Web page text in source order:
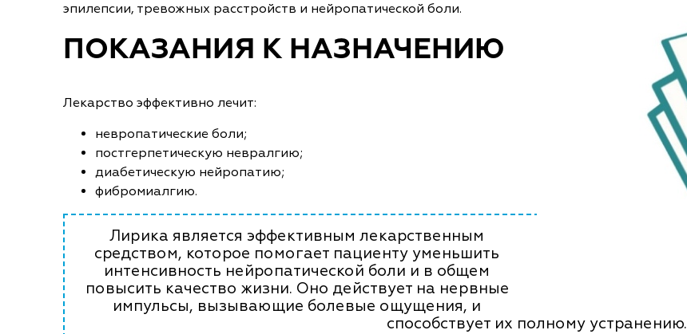
эпилепсии, тревожных расстройств и нейропатической боли.
ПОКАЗАНИЯ К НАЗНАЧЕНИЮ
Лекарство эффективно лечит:
невропатические боли;
постгерпетическую невралгию;
диабетическую нейропатию;
фибромиалгию.
Лирика является эффективным лекарственным
средством, которое помогает пациенту уменьшить
интенсивность нейропатической боли и в общем
повысить качество жизни. Оно действует на нервные
импульсы, вызывающие болевые ощущения, и
способствует их полному устранению.